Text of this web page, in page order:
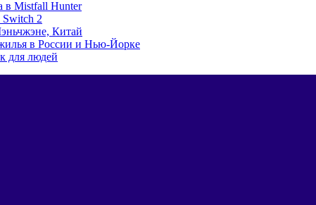
в Mistfall Hunter
Switch 2
Китай
в России и Нью-Йорке
для людей